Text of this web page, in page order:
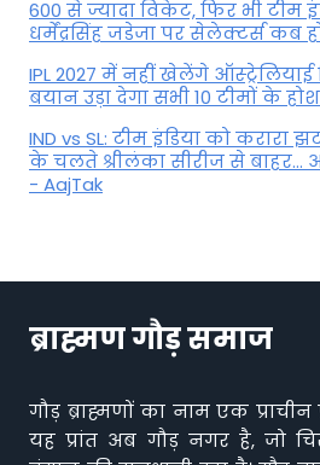
600 से ज्यादा विकेट, फिर भी टीम
धर्मेंद्रसिंह जडेजा पर सेलेक्टर्स कब
IPL 2027 में नहीं खेलेंगे
बयान उड़ा देगा सभी 10 टीमों के
IND vs SL: टीम इंड‍िया को करारा
के चलते श्रीलंका सीरीज से बाहर...
- AajTak
ब्राह्मण गौड़ समाज
गौड़ ब्राह्मणों का नाम एक
यह प्रांत अब गौड़ नगर है, जो